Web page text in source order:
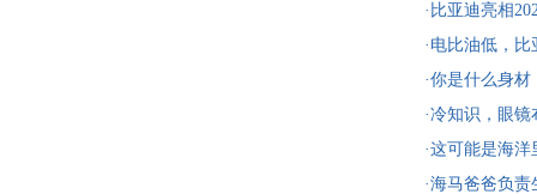
版
·比亚迪亮相
·电比油低，
耀出击
·你是什么身
·冷知识，眼
·这可能是海
·海马爸爸负